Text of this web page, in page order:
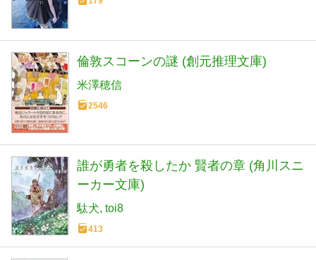
倫敦スコーンの謎 (創元推理文庫)
米澤穂信
2546
誰が勇者を殺したか 賢者の章 (角川スニ
ーカー文庫)
駄犬 toi8
413